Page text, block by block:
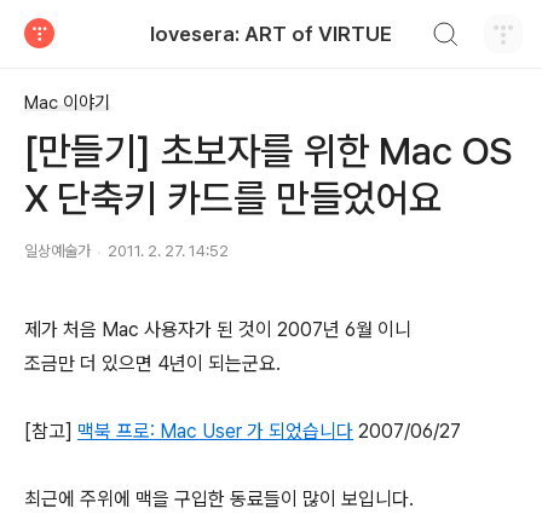
lovesera: ART of VIRTUE
Mac 이야기
[만들기] 초보자를 위한 Mac OS
X 단축키 카드를 만들었어요
일상예술가 2011. 2. 27. 14:52
제가 처음 Mac 사용자가 된 것이 2007년 6월 이니
조금만 더 있으면 4년이 되는군요.
[참고] 맥북 프로: Mac User 가 되었습니다 2007/06/27
최근에 주위에 맥을 구입한 동료들이 많이 보입니다.